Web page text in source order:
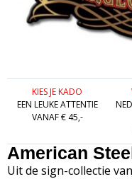
KIES JE KADO
EEN LEUKE ATTENTIE
VANAF € 45,-
American
Uit de sign-collectie van